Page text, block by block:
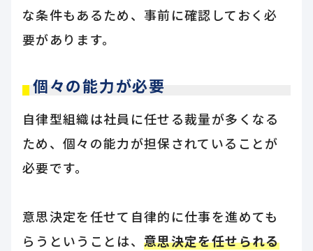
な条件もあるため、事前に確認しておく必
要があります。
個々の能力が必要
自律型組織は社員に任せる裁量が多くなる
ため、個々の能力が担保されていることが
必要です。
意思決定を任せて自律的に仕事を進めても
らうということは、意思決定を任せられる